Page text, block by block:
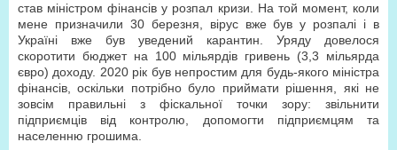
став міністром фінансів у розпал кризи. На той момент, коли
мене призначили 30 березня, вірус вже був у розпалі і в
Україні вже був уведений карантин. Уряду довелося
скоротити бюджет на 100 мільярдів гривень (3,3 мільярда
євро) доходу. 2020 рік був непростим для будь-якого міністра
фінансів, оскільки потрібно було приймати рішення, які не
зовсім правильні з фіскальної точки зору: звільнити
підприємців від контролю, допомогти підприємцям та
населенню грошима.